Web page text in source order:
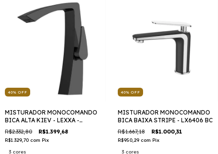
40% OFF
MISTURADOR MONOCOMANDO
BICA ALTA KIEV - LEXXA -
LX7702
R$2.332,80 R$1.399,68
R$1.329,70 com Pix
3 cores
40% OFF
MISTURADOR MONOCOMANDO
BICA BAIXA STRIPE - LX6406 BC
R$1.667,18 R$1.000,31
R$950,29 com Pix
3 cores